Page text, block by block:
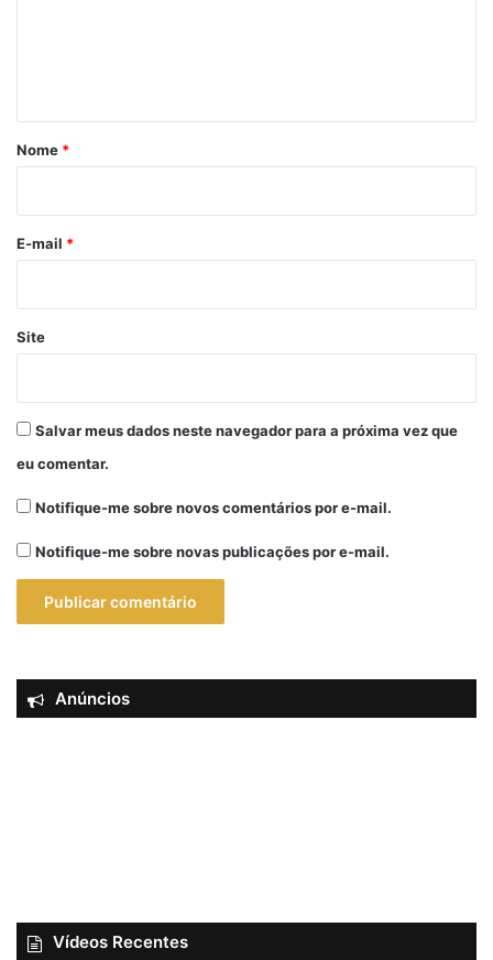
r
*
Nome *
E-mail *
Site
Salvar meus dados neste navegador para a próxima vez que
eu comentar.
Notifique-me sobre novos comentários por e-mail.
Notifique-me sobre novas publicações por e-mail.
Anúncios
Vídeos Recentes